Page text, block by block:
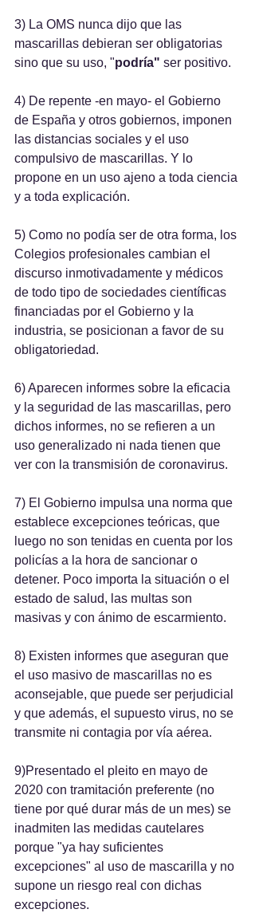
3) La OMS nunca dijo que las
mascarillas debieran ser obligatorias
sino que su uso, "podría" ser positivo.
4) De repente -en mayo- el Gobierno
de España y otros gobiernos, imponen
las distancias sociales y el uso
compulsivo de mascarillas. Y lo
propone en un uso ajeno a toda ciencia
y a toda explicación.
5) Como no podía ser de otra forma, los
Colegios profesionales cambian el
discurso inmotivadamente y médicos
de todo tipo de sociedades científicas
financiadas por el Gobierno y la
industria, se posicionan a favor de su
obligatoriedad.
6) Aparecen informes sobre la eficacia
y la seguridad de las mascarillas, pero
dichos informes, no se refieren a un
uso generalizado ni nada tienen que
ver con la transmisión de coronavirus.
7) El Gobierno impulsa una norma que
establece excepciones teóricas, que
luego no son tenidas en cuenta por los
policías a la hora de sancionar o
detener. Poco importa la situación o el
estado de salud, las multas son
masivas y con ánimo de escarmiento.
8) Existen informes que aseguran que
el uso masivo de mascarillas no es
aconsejable, que puede ser perjudicial
y que además, el supuesto virus, no se
transmite ni contagia por vía aérea.
9)Presentado el pleito en mayo de
2020 con tramitación preferente (no
tiene por qué durar más de un mes) se
inadmiten las medidas cautelares
porque "ya hay suficientes
excepciones" al uso de mascarilla y no
supone un riesgo real con dichas
excepciones.